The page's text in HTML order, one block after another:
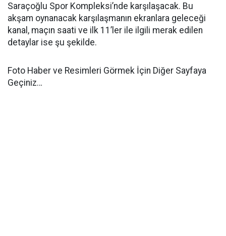
Saraçoğlu Spor Kompleksi’nde karşılaşacak. Bu
akşam oynanacak karşılaşmanın ekranlara geleceği
kanal, maçın saati ve ilk 11’ler ile ilgili merak edilen
detaylar ise şu şekilde.
Foto Haber ve Resimleri Görmek İçin Diğer Sayfaya
Geçiniz…